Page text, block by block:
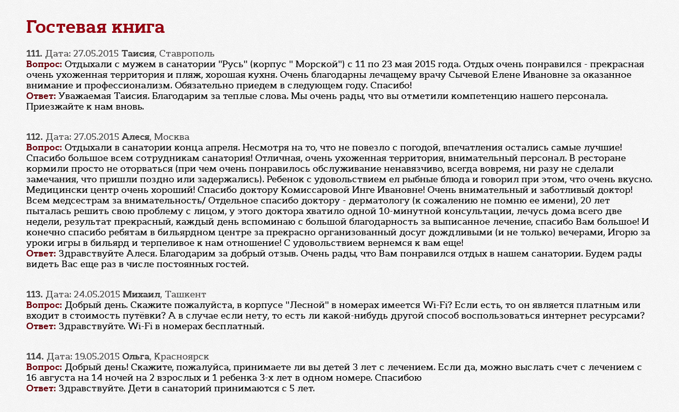
Гостевая книга
111. Дата: 27.05.2015 Таисия, Ставрополь
Вопрос: Отдыхали с мужем в санатории "Русь" (корпус " Морской") с 11 по 23 мая 2015 года. Отдых очень понравился - прекрасная
очень ухоженная территория и пляж, хорошая кухня. Очень благодарны лечащему врачу Сычевой Елене Ивановне за оказанное
внимание и профессионализм. Обязательно приедем в следующем году. Спасибо!
Ответ: Уважаемая Таисия. Благодарим за теплые слова. Мы очень рады, что вы отметили компетенцию нашего персонала.
Приезжайте к нам вновь.
112. Дата: 27.05.2015Алеся, Москва
Вопрос: Отдыхали в санатории конца апреля. Несмотря на то, что не повезло с погодой, впечатления остались самые лучшие!
Спасибо большое всем сотрудникам санатория! Отличная, очень ухоженная территория, внимательный персонал. В ресторане
кормили просто не оторваться (при чем очень понравилось обслуживание ненавязчиво, всегда вовремя, ни разу не сделали
замечания, что пришли поздно или задержались). Ребенок с удовольствием ел рыбные блюда и говорил при этом, что очень вкусно.
Медицински центр очень хороший! Спасибо доктору Комиссаровой Инге Ивановне! Очень внимательный и заботливый доктор!
Всем медсестрам за внимательность/ Отдельное спасибо доктору - дерматологу (к сожалению не помню ее имени), 20 лет
пыталась решить свою проблему с лицом, у этого доктора хватило одной 10-минутной консультации, лечусь дома всего две
недели, результат прекрасный, каждый день вспоминаю с большой благодарность за выписанное лечение, спасибо Вам большое! И
конечно спасибо ребятам в бильярдном центре за прекрасно организованный досуг дождливыми (и не только) вечерами, Игорю за
уроки игры в бильярд и терпеливое к нам отношение! С удовольствием вернемся к вам еще!
Ответ: Здравствуйте Алеся. Благодарим за добрый отзыв. Очень рады, что Вам понравился отдых в нашем санатории. Будем рады
видеть Вас еще раз в числе постоянных гостей.
113. Дата: 24.05.2015 Михаил, Ташкент
Вопрос: Добрый день. Скажите пожалуйста, в корпусе "Лесной" в номерах имеется Wi-Fi? Если есть, то он является платным или
входит в стоимость путёвки? А в случае если нету, то есть ли какой-нибудь другой способ воспользоваться интернет ресурсами?
Ответ: Здравствуйте. Wi-Fi в номерах бесплатный.
114. Дата: 19.05.2015 Ольга, Красноярск
Вопрос: Добрый день! Скажите, пожалуйса, принимаете ли вы детей 3 лет с лечением. Если да, можно выслать счет с лечением с
16 августа на 14 ночей на 2 взрослых и 1 ребенка 3-х лет в одном номере. Спасибою
Ответ: Здравствуйте. Дети в санаторий принимаются с 5 лет.